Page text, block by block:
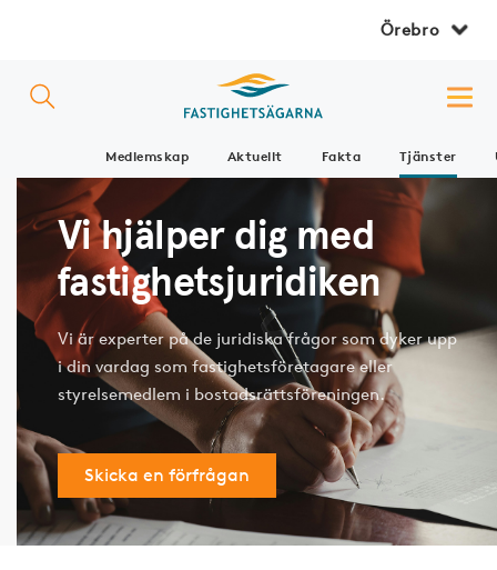
Örebro
Medlemskap Aktuellt Fakta Tjänster
Vi hjälper dig med
fastighetsjuridiken
Vi är experter på de juridiska frågor som dyker upp
i din vardag som fastighetsföretagare eller
styrelsemedlem i bostadsrättsföreningen.
Skicka en förfrågan